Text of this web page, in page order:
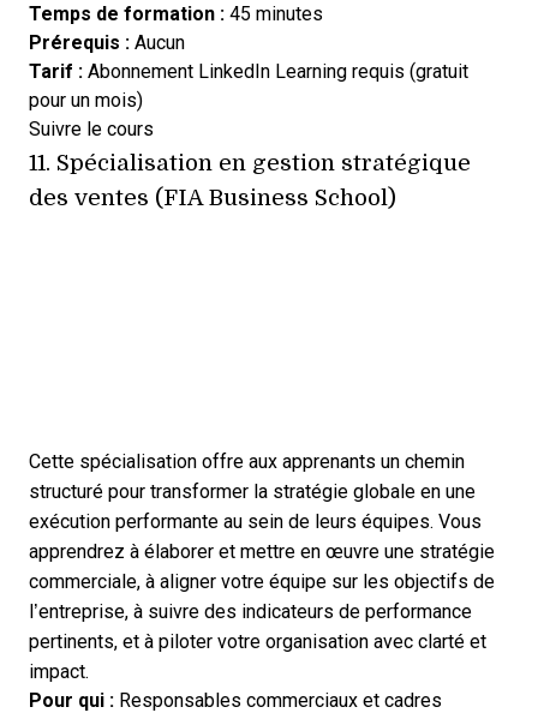
Temps de formation : 45 minutes
Prérequis : Aucun
Tarif : Abonnement LinkedIn Learning requis (gratuit
pour un mois)
Suivre le cours
11. Spécialisation en gestion stratégique
des ventes (FIA Business School)
Cette spécialisation offre aux apprenants un chemin
structuré pour transformer la stratégie globale en une
exécution performante au sein de leurs équipes. Vous
apprendrez à élaborer et mettre en œuvre une stratégie
commerciale, à aligner votre équipe sur les objectifs de
l’entreprise, à suivre des indicateurs de performance
pertinents, et à piloter votre organisation avec clarté et
impact.
Pour qui : Responsables commerciaux et cadres